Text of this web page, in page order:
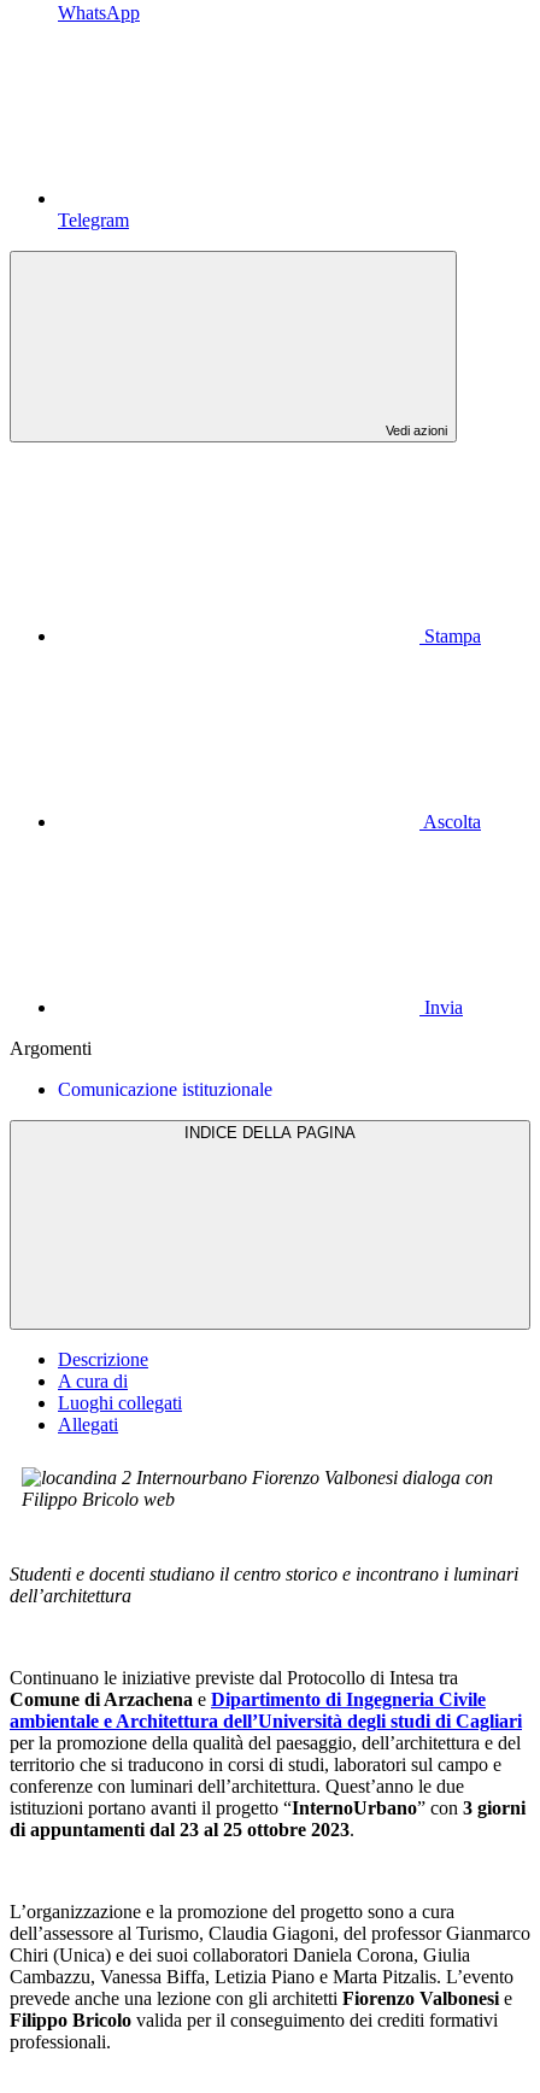
WhatsApp
Telegram
Vedi azioni
Stampa
Ascolta
Invia
Argomenti
Comunicazione istituzionale
Descrizione
A cura di
Luoghi collegati
Allegati
Studenti e docenti studiano il centro storico e incontrano i luminari
dell’architettura
Continuano le iniziative previste dal Protocollo di Intesa tra
Comune di Arzachena e Dipartimento di Ingegneria Civile
ambientale e Architettura dell’Università degli studi di Cagliari
per la promozione della qualità del paesaggio, dell’architettura e del
territorio che si traducono in corsi di studi, laboratori sul campo e
conferenze con luminari dell’architettura. Quest’anno le due
istituzioni portano avanti il progetto “InternoUrbano” con 3 giorni
di appuntamenti dal 23 al 25 ottobre 2023.
L’organizzazione e la promozione del progetto sono a cura
dell’assessore al Turismo, Claudia Giagoni, del professor Gianmarco
Chiri (Unica) e dei suoi collaboratori Daniela Corona, Giulia
Cambazzu, Vanessa Biffa, Letizia Piano e Marta Pitzalis. L’evento
prevede anche una lezione con gli architetti Fiorenzo Valbonesi e
Filippo Bricolo valida per il conseguimento dei crediti formativi
professionali.